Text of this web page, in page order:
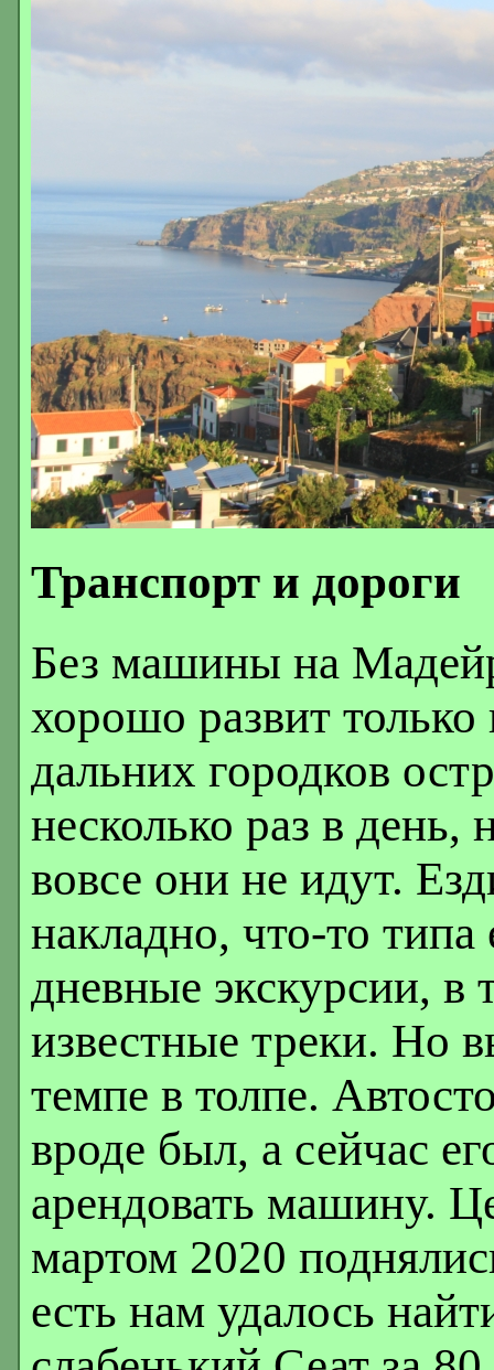
Транспорт и дороги
Без машины на
хорошо развит
дальних городков
несколько раз в день,
вовсе они не идут.
накладно, что-то
дневные экскурсии,
известные треки. Но
темпе в толпе.
вроде был, а сейчас
арендовать машину.
мартом 2020
есть нам удалось